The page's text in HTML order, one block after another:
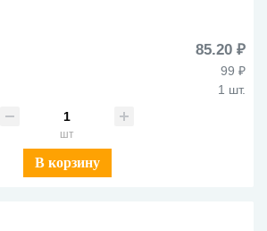
85.20 ₽
99 ₽
1 шт.
шт
В корзину